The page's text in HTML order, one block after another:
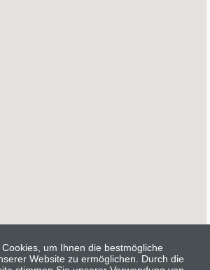
um Ihnen die bestmögliche
Website zu ermöglichen. Durch die